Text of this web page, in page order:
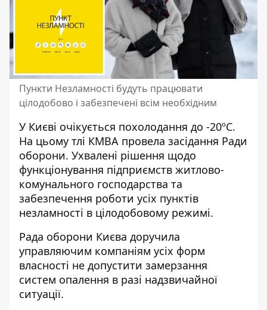
Пункти Незламності будуть працювати
цілодобово і забезпечені всім необхідним
У Києві очікується похолодання до -20ºС.
На цьому тлі КМВА провела засідання Ради
оборони. Ухвалені рішення щодо
функціонування підприємств житлово-
комунального господарства та
забезпечення роботи усіх пунктів
незламності в цілодобовому режимі.
Рада оборони Києва доручила
управляючим компаніям усіх форм
власності не допустити замерзання
систем опалення в разі надзвичайної
ситуації.